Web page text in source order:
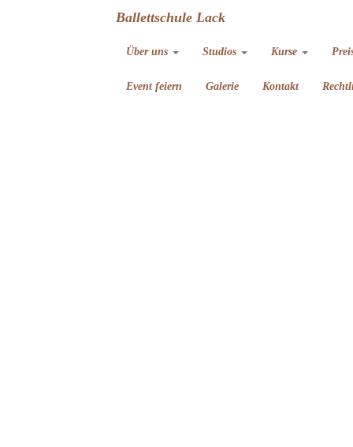
Ballettschule Lack
Über uns Studios Kurse
Event feiern Galerie Kontakt